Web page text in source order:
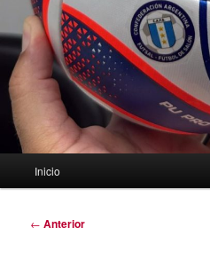
Inicio
Navegación
← Anterior